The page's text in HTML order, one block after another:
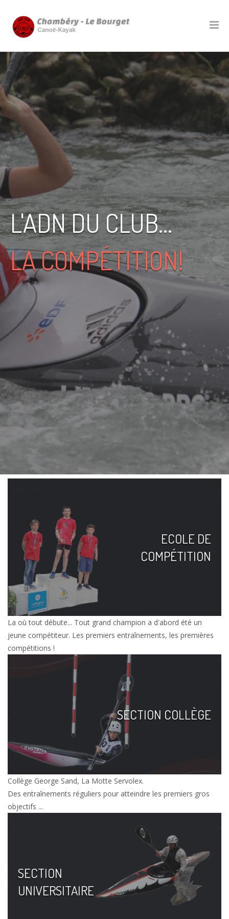
L'ADN DU CLUB...
LA COMPÉTITION!
ECOLE DE
COMPÉTITION
La où tout débute... Tout grand champion a d'abord été un
jeune compétiteur. Les premiers entraînements, les premières
compétitions !
SECTION COLLÈGE
Collège George Sand, La Motte Servolex.
Des entraînements réguliers pour atteindre les premiers gros
objectifs ...
SECTION
UNIVERSITAIRE